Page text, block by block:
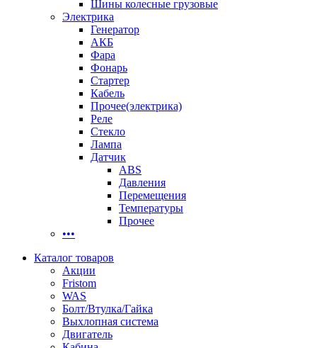
Шины колесные грузовые
Электрика
Генератор
АКБ
Фара
Фонарь
Стартер
Кабель
Прочее(электрика)
Реле
Стекло
Лампа
Датчик
ABS
Давления
Перемещения
Температуры
Прочее
•••
Каталог товаров
Акции
Fristom
WAS
Болт/Втулка/Гайка
Выхлопная система
Двигатель